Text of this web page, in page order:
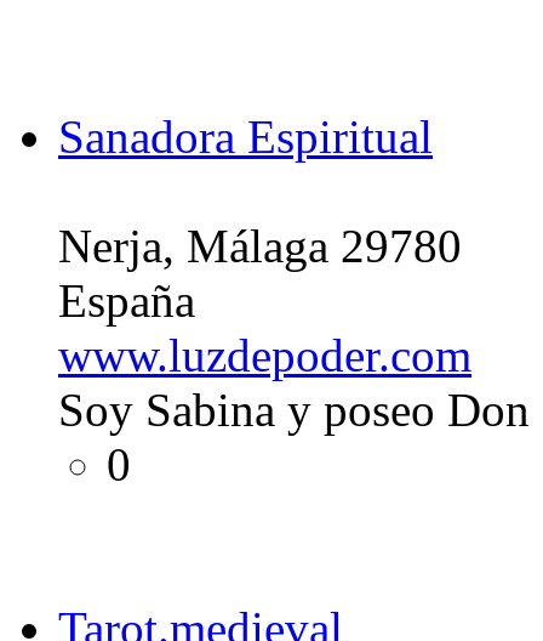
Sanadora Espiritual
Nerja, Málaga 29780
España
www.luzdepoder.com
Soy Sabina y poseo
0
Tarot.medieval